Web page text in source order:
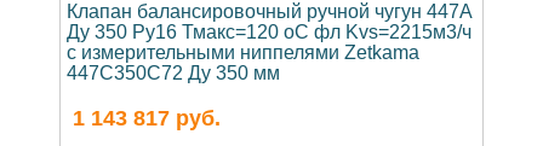
Клапан балансировочный ручной чугун 447A
Ду 350 Ру16 Тмакс=120 оС фл Kvs=2215м3/ч
с измерительными ниппелями Zetkama
447C350C72 Ду 350 мм
1 143 817 руб.